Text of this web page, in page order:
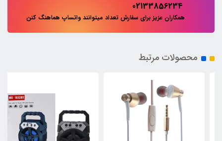
همکاران عزیز برای سفارش تعداد میتوانند واتساپ هماهنگ کنن
محصولات مرتبط